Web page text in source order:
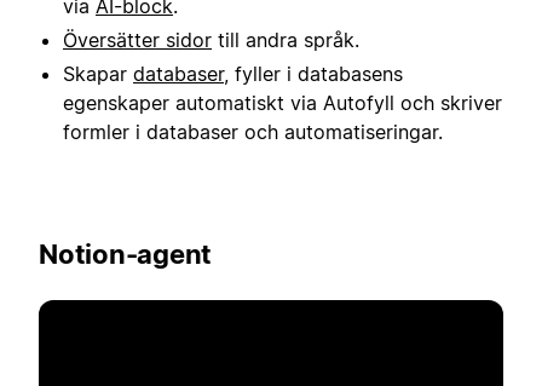
via AI-block.
Översätter sidor till andra språk.
Skapar databaser, fyller i databasens
egenskaper automatiskt via Autofyll och skriver
formler i databaser och automatiseringar.
Notion-agent